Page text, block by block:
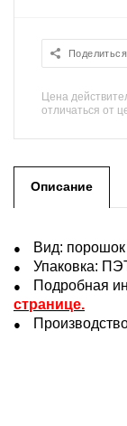
Поделиться
Цена
отличаться от
Описание
Вид: порошок
Упаковка:
Подробная
странице.